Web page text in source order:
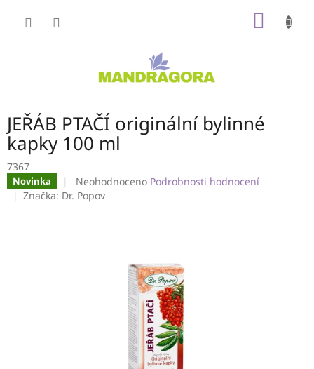
JEŘÁB PTAČÍ originální bylinné
kapky 100 ml
7367
Novinka
Průměrné
hodnocení
Neohodnoceno Podrobnosti hodnocení
Značka: Dr. Popov